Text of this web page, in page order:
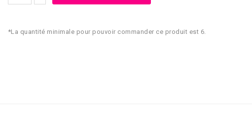
*La quantité minimale pour pouvoir commander ce produit est 6.